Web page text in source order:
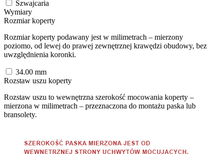
Szwajcaria
Wymiary
Rozmiar koperty
Rozmiar koperty podawany jest w milimetrach – mierzony
poziomo, od lewej do prawej zewnętrznej krawędzi obudowy, bez
uwzględnienia koronki.
34.00 mm
Rozstaw uszu koperty
Rozstaw uszu to wewnętrzna szerokość mocowania koperty –
mierzona w milimetrach – przeznaczona do montażu paska lub
bransolety.